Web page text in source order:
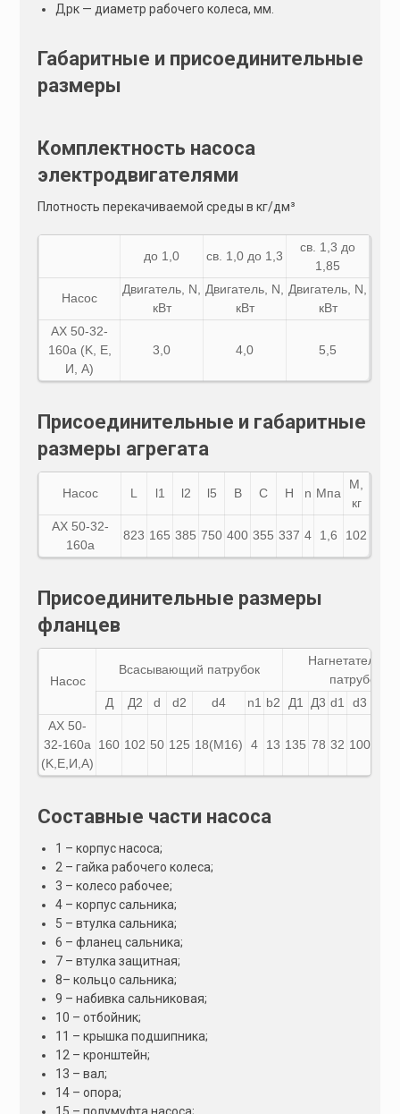
Дрк — диаметр рабочего колеса, мм.
Габаритные и присоединительные
размеры
Комплектность насоса
электродвигателями
Плотность перекачиваемой среды в кг/дм³
до 1,0 св. 1,0 до 1,3
св. 1,3 до
1,85
Насос
Двигатель, N
кВт
Двигатель, N
кВт
Двигатель, N
кВт
АХ 50-32-
160а (K, E,
И, A)
3,0 4,0 5,5
Присоединительные и габаритные
размеры агрегата
Насос L l1 l2 l5 B C H n Мпа
М,
кг
АХ 50-32-
160а
823 165 385 750 400 355 337 4 1,6 102
Присоединительные размеры
фланцев
Насос
Всасывающий патрубок
патрубок
Д
Д2 d d2 d4 n1 b2 Д1 Д3 d1 d3
АХ 50-
32-160а
(K,E,И,A)
160 102 50 125 18(М16) 4 13 135 78 32 100
Составные части насоса
1 – корпус насоса;
2 – гайка рабочего колеса;
3 – колесо рабочее;
4 – корпус сальника;
5 – втулка сальника;
6 – фланец сальника;
7 – втулка защитная;
8– кольцо сальника;
9 – набивка сальниковая;
10 – отбойник;
11 – крышка подшипника;
12 – кронштейн;
13 – вал;
14 – опора;
15 – полумуфта насоса;